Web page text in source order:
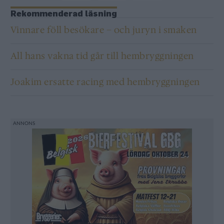
Rekommenderad läsning
Vinnare föll besökare – och juryn i smaken
All hans vakna tid går till hembryggningen
Joakim ersatte racing med hembryggningen